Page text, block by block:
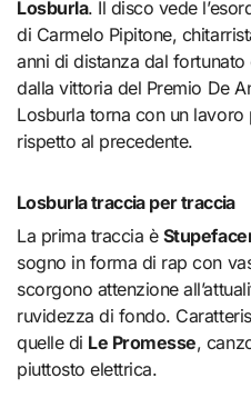
Losburla. Il disco vede
di Carmelo Pipitone,
anni di distanza dal fortunato
dalla vittoria del Premio De
Losburla torna con un
rispetto al precedente.
Losburla traccia per traccia
La prima traccia è
sogno in forma di rap con
scorgono attenzione
ruvidezza di fondo.
quelle di Le Promesse,
piuttosto elettrica.